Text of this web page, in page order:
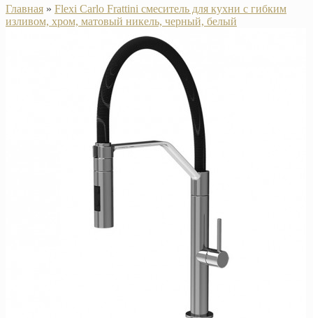
Главная » Flexi Carlo Frattini смеситель для кухни с гибким
изливом, хром, матовый никель, черный, белый